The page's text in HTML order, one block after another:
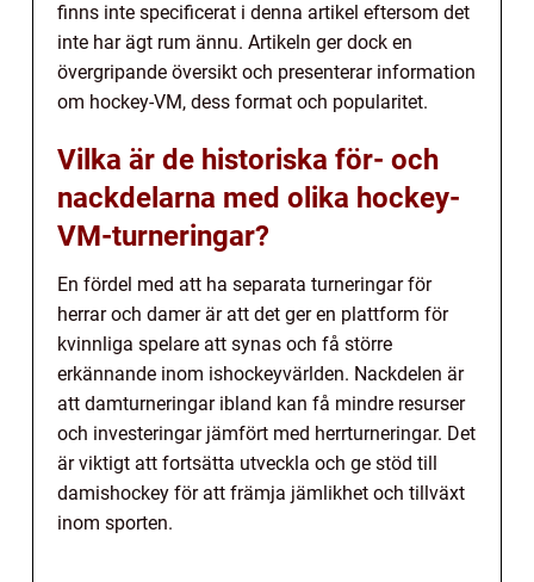
finns inte specificerat i denna artikel eftersom det
inte har ägt rum ännu. Artikeln ger dock en
övergripande översikt och presenterar information
om hockey-VM, dess format och popularitet.
Vilka är de historiska för- och
nackdelarna med olika hockey-
VM-turneringar?
En fördel med att ha separata turneringar för
herrar och damer är att det ger en plattform för
kvinnliga spelare att synas och få större
erkännande inom ishockeyvärlden. Nackdelen är
att damturneringar ibland kan få mindre resurser
och investeringar jämfört med herrturneringar. Det
är viktigt att fortsätta utveckla och ge stöd till
damishockey för att främja jämlikhet och tillväxt
inom sporten.